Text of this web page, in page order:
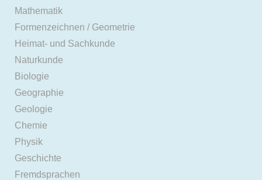
Mathematik
Formenzeichnen / Geometrie
Heimat- und Sachkunde
Naturkunde
Biologie
Geographie
Geologie
Chemie
Physik
Geschichte
Fremdsprachen